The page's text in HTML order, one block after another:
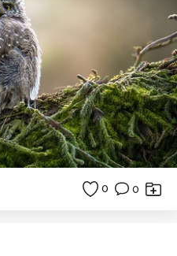
0 0